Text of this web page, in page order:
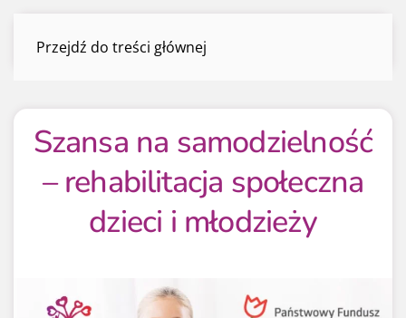
Przejdź do treści głównej
Szansa na samodzielność
– rehabilitacja społeczna
dzieci i młodzieży